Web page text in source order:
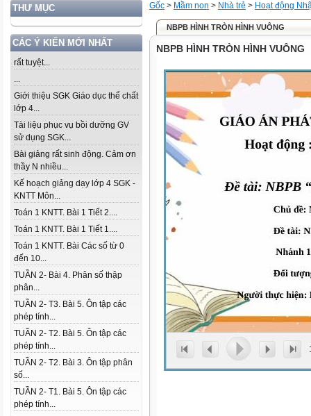
THƯ MỤC
CÁC Ý KIẾN MỚI NHẤT
rất tuyệt...
...
Giới thiệu SGK Giáo dục thể chất
lớp 4...
Tài liệu phục vụ bồi dưỡng GV
sử dụng SGK...
Bài giảng rất sinh động. Cảm ơn
thầy N nhiều...
Kế hoạch giảng dạy lớp 4 SGK -
KNTT Môn...
Toán 1 KNTT. Bài 1 Tiết 2....
Toán 1 KNTT. Bài 1 Tiết 1....
Toán 1 KNTT. Bài Các số từ 0
đến 10...
TUẦN 2- Bài 4. Phân số thập
phân...
TUẦN 2- T3. Bài 5. Ôn tập các
phép tính...
TUẦN 2- T2. Bài 5. Ôn tập các
phép tính...
TUẦN 2- T2. Bài 3. Ôn tập phân
số...
TUẦN 2- T1. Bài 5. Ôn tập các
phép tính...
Gốc > Mầm non > Nhà trẻ > Hoạt động
NBPB HÌNH TRÒN HÌNH VUÔNG
NBPB HÌNH TRÒN HÌNH VUÔNG